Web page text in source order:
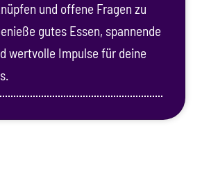
und offene Fragen zu
gutes Essen, spannende
wertvolle Impulse für deine